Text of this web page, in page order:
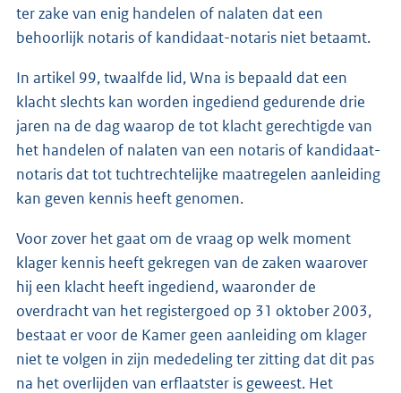
ter zake van enig handelen of nalaten dat een
behoorlijk notaris of kandidaat-notaris niet betaamt.
In artikel 99, twaalfde lid, Wna is bepaald dat een
klacht slechts kan worden ingediend gedurende drie
jaren na de dag waarop de tot klacht gerechtigde van
het handelen of nalaten van een notaris of kandidaat-
notaris dat tot tuchtrechtelijke maatregelen aanleiding
kan geven kennis heeft genomen.
Voor zover het gaat om de vraag op welk moment
klager kennis heeft gekregen van de zaken waarover
hij een klacht heeft ingediend, waaronder de
overdracht van het registergoed op 31 oktober 2003,
bestaat er voor de Kamer geen aanleiding om klager
niet te volgen in zijn mededeling ter zitting dat dit pas
na het overlijden van erflaatster is geweest. Het